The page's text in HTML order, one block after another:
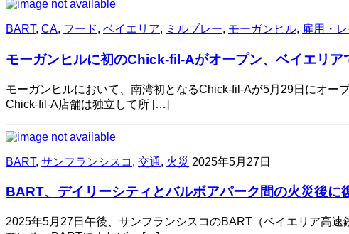
BART, CA, フード, ベイエリア, ミルブレー, モーガンヒル, 雇用・
モーガンヒルに初のChick-fil-Aがオープン、ベイエリア
モーガンヒルにおいて、南湾初となるChick-fil-Aが5月29日にオー
Chick-fil-A店舗は独立して所 […]
BART, サンフランシスコ , 交通, 火災 2025年5月27日
BART、デイリーシティとバルボアパーク間の火災後
2025年5月27日午後、サンフランシスコのBART（ベイエリア高